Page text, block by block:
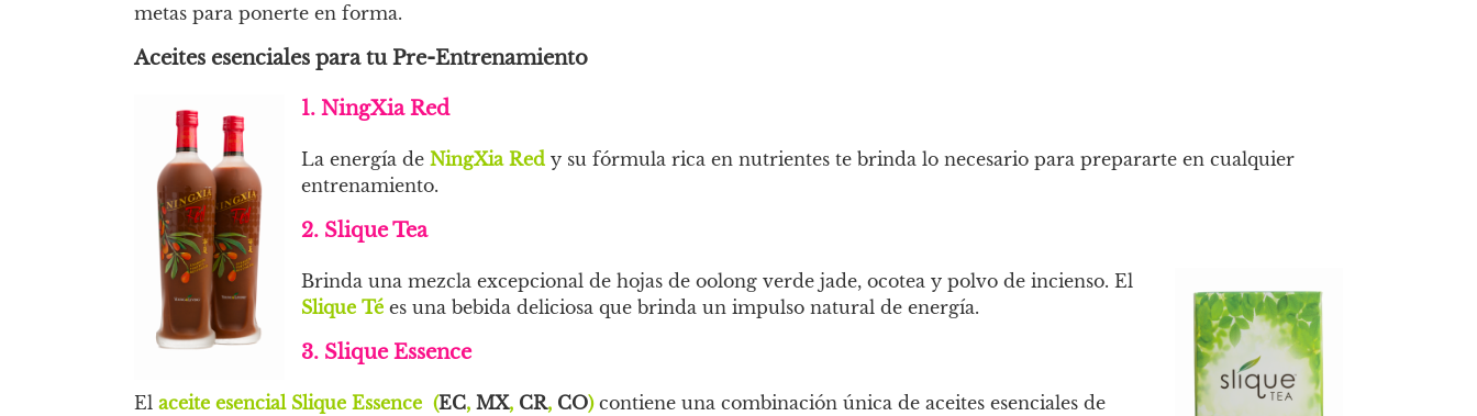
metas para ponerte en forma.
Aceites esenciales para tu Pre-Entrenamiento
1. NingXia Red
La energía de NingXia Red y su fórmula rica en nutrientes te brinda lo necesario para prepararte en cualquier
entrenamiento.
2. Slique Tea
Brinda una mezcla excepcional de hojas de oolong verde jade, ocotea y polvo de incienso. El
Slique Té es una bebida deliciosa que brinda un impulso natural de energía.
3. Slique Essence
El aceite esencial Slique Essence (EC, MX, CR, CO) contiene una combinación única de aceites esenciales de